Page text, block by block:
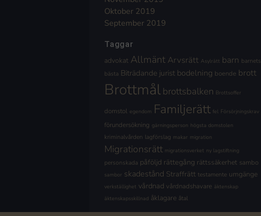
Oktober 2019
September 2019
Taggar
advokat Allmänt Arvsrätt Asylrätt barn barnets
bästa Biträdande jurist bodelning boende brott
Brottmålbrottsbalken Brottsoffer
domstol egendom Familjerätt fel Försörjningskrav
förundersökning gärningsperson högsta domstolen
kriminalvården lagförslag makar migration
Migrationsrätt migrationsverket ny lagstiftning
personskada påföljd rättegång rättssäkerhet sambo
sambor skadestånd Straffrätt testamente umgänge
verkställighet vårdnad vårdnadshavare äktenskap
äktenskapsskillnad åklagare åtal